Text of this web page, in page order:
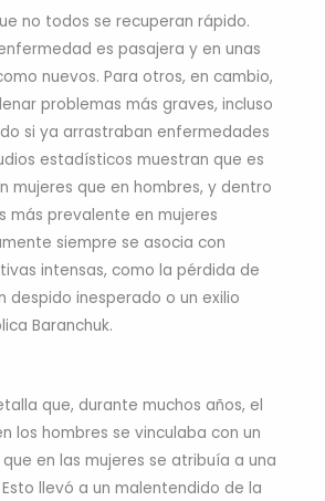
no todos se recuperan rápido.
es pasajera y en unas
nuevos. Para otros, en cambio,
problemas más graves, incluso
si ya arrastraban enfermedades
estadísticos muestran que es
mujeres que en hombres, y dentro
más prevalente en mujeres
siempre se asocia con
intensas, como la pérdida de
despido inesperado o un exilio
Baranchuk.
que, durante muchos años, el
los hombres se vinculaba con un
en las mujeres se atribuía a una
llevó a un malentendido de la